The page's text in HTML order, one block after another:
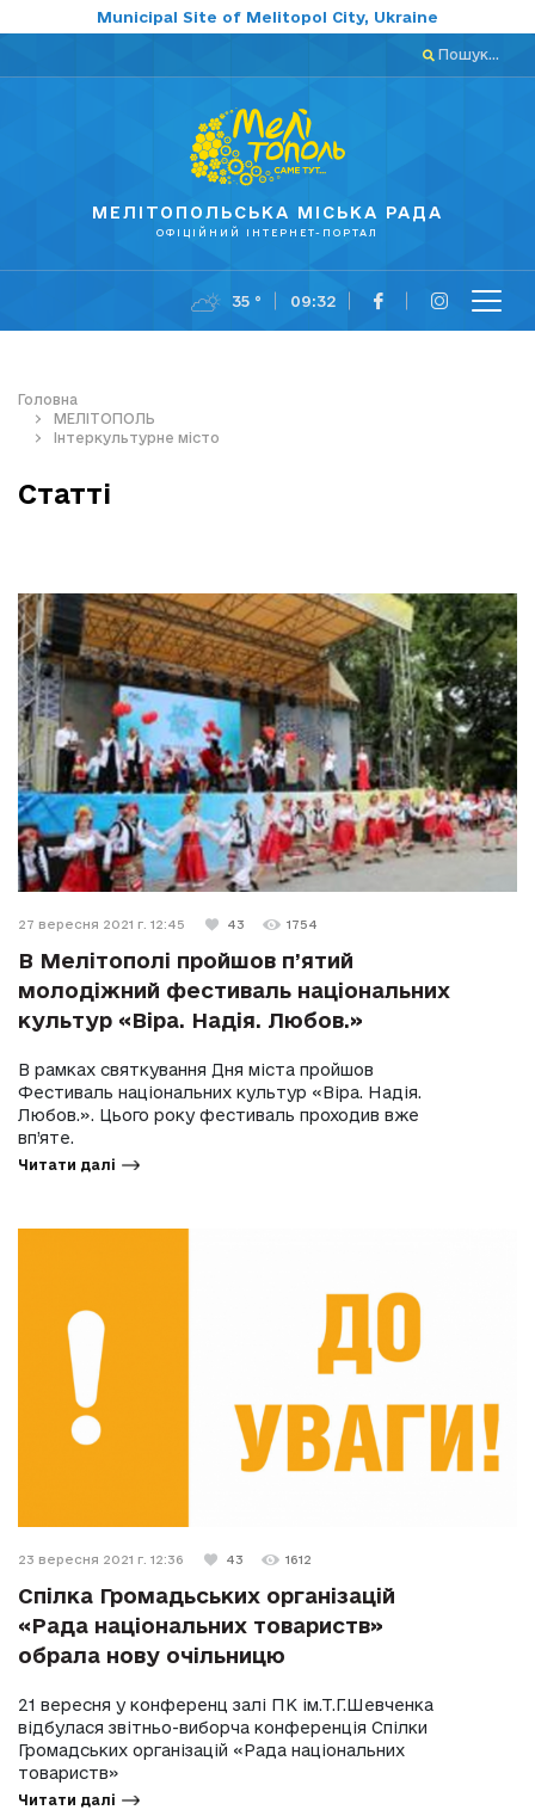
Municipal Site of Melitopol City, Ukraine
Пошук...
МЕЛІТОПОЛЬСЬКА МІСЬКА РАДА
ОФІЦІЙНИЙ ІНТЕРНЕТ-ПОРТАЛ
35 ° 09:32
Головна
МЕЛІТОПОЛЬ
Інтеркультурне місто
Статті
27 вересня 2021 г. 12:45 43 1754
В Мелітополі пройшов п’ятий
молодіжний фестиваль національних
культур «Віра. Надія. Любов.»
В рамках святкування Дня міста пройшов
Фестиваль національних культур «Віра. Надія.
Любов.». Цього року фестиваль проходив вже
вп’яте.
Читати далі
23 вересня 2021 г. 12:36 43 1612
Спілка Громадьських організацій
«Рада національних товариств»
обрала нову очільницю
21 вересня у конференц залі ПК ім.Т.Г.Шевченка
відбулася звітньо-виборча конференція Спілки
Громадських організацій «Рада національних
товариств»
Читати далі